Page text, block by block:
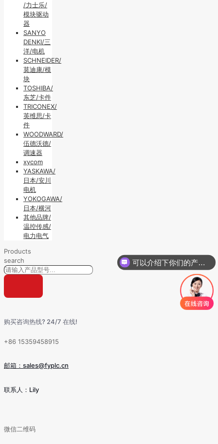
/力士乐/
模块驱动
器
SANYO
DENKI/三
洋/电机
SCHNEIDER/
莫迪康/模
块
TOSHIBA/
东芝/卡件
TRICONEX/
英维思/卡
件
WOODWARD/
伍德沃德/
调速器
xycom
YASKAWA/
日本/安川
电机
YOKOGAWA/
日本/横河
其他品牌/
温控传感/
电力电气
Products
search
购买咨询热线? 24/7 在线!
+86 15359458915
邮箱：sales@fyplc.cn
联系人：Lily
微信二维码
可以介绍下你们的产品么